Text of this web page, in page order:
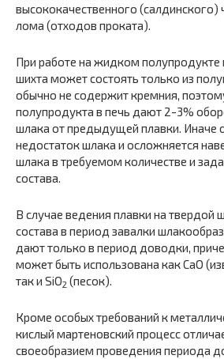
высококачественного (салдинского)
лома (отходов проката).
При работе на жидком полупродукте
шихта может состоять только из
обычно не содержит кремния,
полупродукта в печь дают 2-3%
шлака от предыдущей плавки. Иначе
недостаток шлака и осложняется
шлака в требуемом количестве и
состава.
В случае ведения плавки на твердой
состава в период завалки
дают только в период доводки,
может быть использована как CaO
так и SiO2 (песок).
Кроме особых требований к
кислый мартеновский процесс
своеобразием проведения периода